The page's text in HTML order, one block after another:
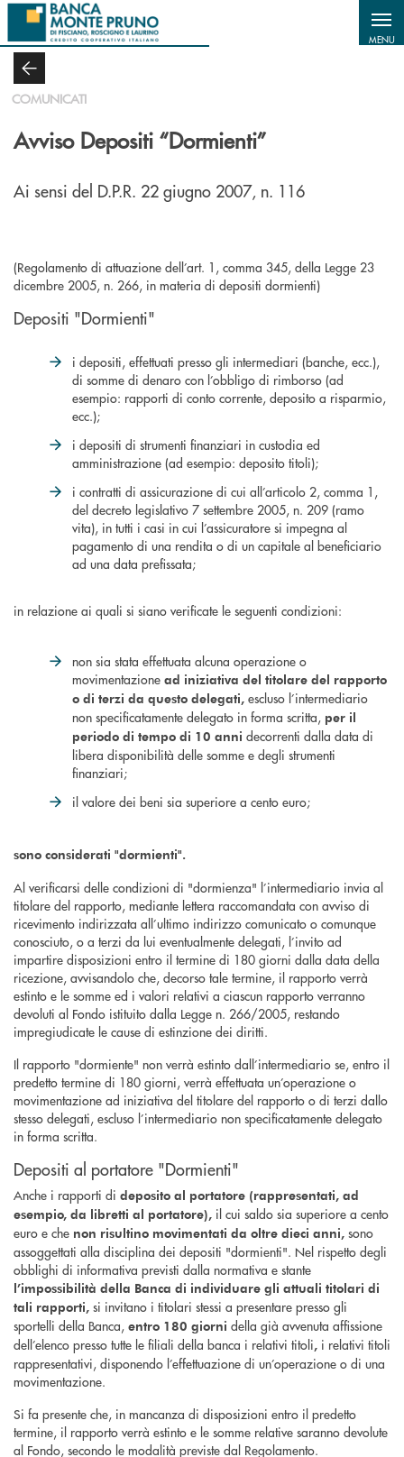
Salta al contenuto principale
MENU
COMUNICATI
Avviso Depositi “Dormienti”
Ai sensi del D.P.R. 22 giugno 2007, n. 116
(Regolamento di attuazione dell’art. 1, comma 345, della Legge 23
dicembre 2005, n. 266, in materia di depositi dormienti)
Depositi "Dormienti"
i depositi, effettuati presso gli intermediari (banche, ecc.),
di somme di denaro con l’obbligo di rimborso (ad
esempio: rapporti di conto corrente, deposito a risparmio,
ecc.);
i depositi di strumenti finanziari in custodia ed
amministrazione (ad esempio: deposito titoli);
i contratti di assicurazione di cui all’articolo 2, comma 1,
del decreto legislativo 7 settembre 2005, n. 209 (ramo
vita), in tutti i casi in cui l’assicuratore si impegna al
pagamento di una rendita o di un capitale al beneficiario
ad una data prefissata;
in relazione ai quali si siano verificate le seguenti condizioni:
non sia stata effettuata alcuna operazione o
movimentazione ad iniziativa del titolare del rapporto
o di terzi da questo delegati, escluso l’intermediario
non specificatamente delegato in forma scritta, per il
periodo di tempo di 10 anni decorrenti dalla data di
libera disponibilità delle somme e degli strumenti
finanziari;
il valore dei beni sia superiore a cento euro;
sono considerati "dormienti".
Al verificarsi delle condizioni di "dormienza" l’intermediario invia al
titolare del rapporto, mediante lettera raccomandata con avviso di
ricevimento indirizzata all’ultimo indirizzo comunicato o comunque
conosciuto, o a terzi da lui eventualmente delegati, l’invito ad
impartire disposizioni entro il termine di 180 giorni dalla data della
ricezione, avvisandolo che, decorso tale termine, il rapporto verrà
estinto e le somme ed i valori relativi a ciascun rapporto verranno
devoluti al Fondo istituito dalla Legge n. 266/2005, restando
impregiudicate le cause di estinzione dei diritti.
Il rapporto "dormiente" non verrà estinto dall’intermediario se, entro il
predetto termine di 180 giorni, verrà effettuata un’operazione o
movimentazione ad iniziativa del titolare del rapporto o di terzi dallo
stesso delegati, escluso l’intermediario non specificatamente delegato
in forma scritta.
Depositi al portatore "Dormienti"
Anche i rapporti di deposito al portatore (rappresentati, ad
esempio, da libretti al portatore), il cui saldo sia superiore a cento
euro e che non risultino movimentati da oltre dieci anni, sono
assoggettati alla disciplina dei depositi "dormienti". Nel rispetto degli
obblighi di informativa previsti dalla normativa e stante
l’impossibilità della Banca di individuare gli attuali titolari di
tali rapporti, si invitano i titolari stessi a presentare presso gli
sportelli della Banca, entro 180 giorni della già avvenuta affissione
dell’elenco presso tutte le filiali della banca i relativi titoli, i relativi titoli
rappresentativi, disponendo l’effettuazione di un’operazione o di una
movimentazione.
Si fa presente che, in mancanza di disposizioni entro il predetto
termine, il rapporto verrà estinto e le somme relative saranno devolute
al Fondo, secondo le modalità previste dal Regolamento.